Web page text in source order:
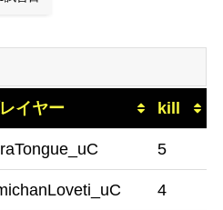
イヤー kill
5
4